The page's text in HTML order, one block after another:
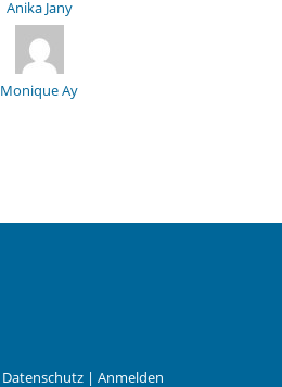
Anika Jany
Monique Ay
Datenschutz | Anmelden